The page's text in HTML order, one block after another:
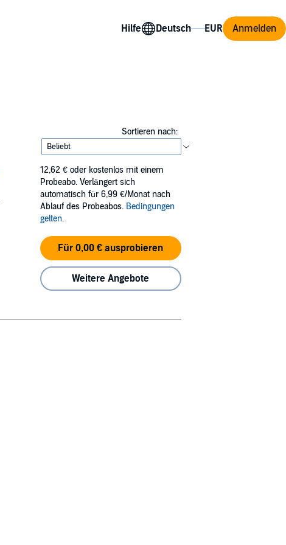
Hilfe Anmelden
Sortieren nach:
12,62 € oder kostenlos mit einem
Probeabo. Verlängert sich
automatisch für 6,99 €/Monat nach
Ablauf des Probeabos. Bedingungen
gelten.
Für 0,00 € ausprobieren
Weitere Angebote